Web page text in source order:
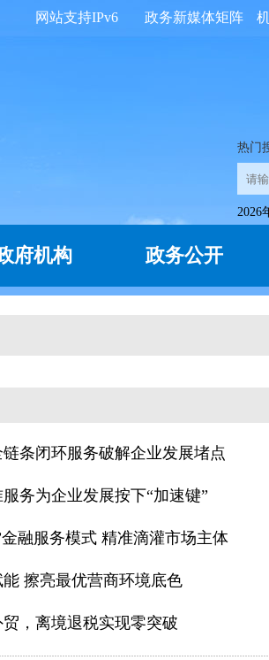
政务新媒体矩阵
网站支持IPv6
热门
2026
府机构 政务公开
条闭环服务破解企业发展堵点
务为企业发展按下“加速键”
融服务模式 精准滴灌市场主体
擦亮最优营商环境底色
，离境退税实现零突破